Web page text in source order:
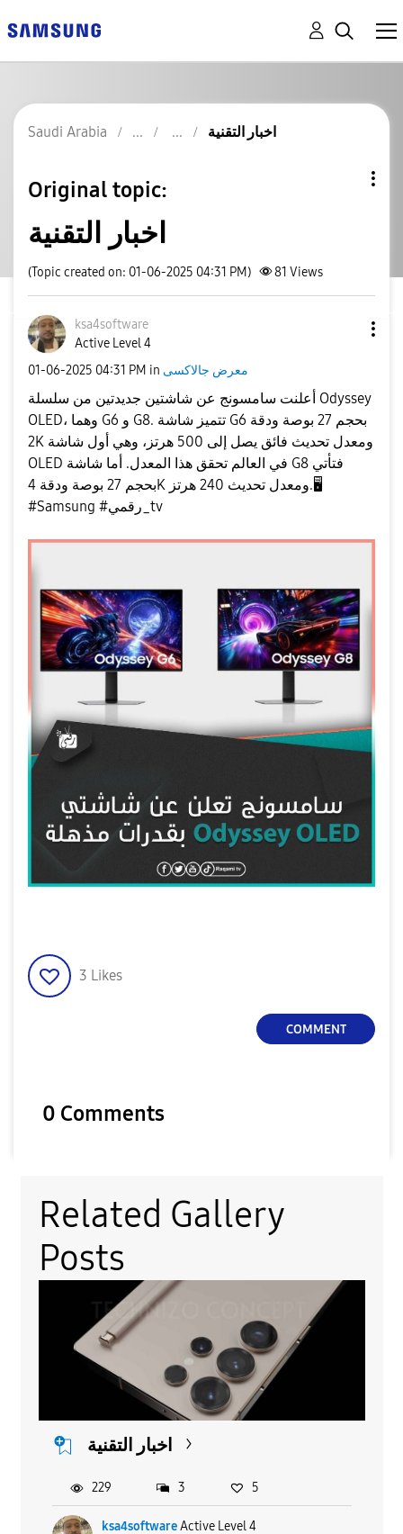
Saudi Arabia اخبار التقنية
Original topic:
اخبار التقنية
(Topic created on: 01-06-2025 04:31 PM) 81 Views
ksa4software
Active Level 4
‎01-06-2025 04:31 PM in معرض جالاكسى
‏أعلنت سامسونج عن شاشتين جديدتين من سلسلة Odyssey
OLED، وهما G6 و G8. تتميز شاشة G6 بحجم 27 بوصة ودقة
2K ومعدل تحديث فائق يصل إلى 500 هرتز، وهي أول شاشة
OLED في العالم تحقق هذا المعدل. أما شاشة G8 فتأتي
بحجم 27 بوصة ودقة 4K ومعدل تحديث 240 هرتز.🖥
‎#Samsung ‎#رقمي_tv
3 Likes
COMMENT
0 Comments
Related Gallery
Posts
اخبار التقنية
ksa4software Active Level 4
229 3 5